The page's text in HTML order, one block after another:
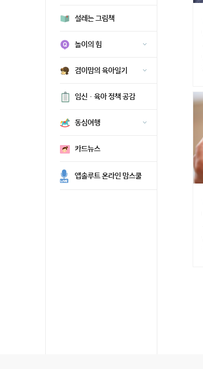
설레는 그림책
놀이의 힘
겸이맘의 육아일기
임신·육아 정책 공감
동심여행
카드뉴스
앱솔루트 온라인 맘스쿨